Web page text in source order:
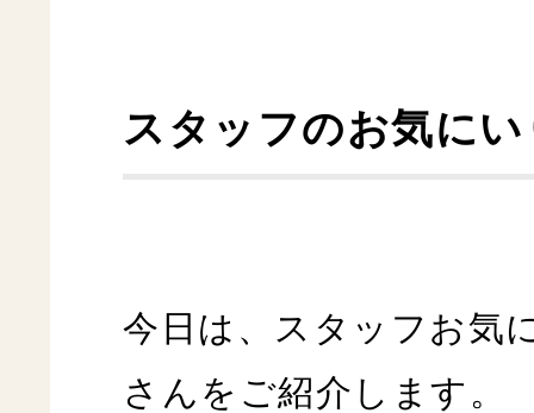
スタッフのお気に
今日は、スタッフお気
さんをご紹介します。